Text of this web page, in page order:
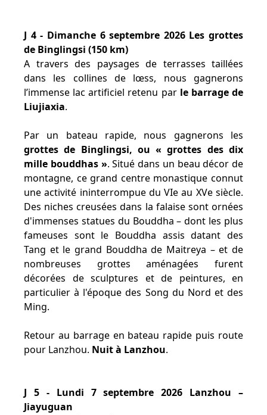
J 4 - Dimanche 6 septembre 2026 Les grottes
de Binglingsi (150 km)
A travers des paysages de terrasses taillées
dans les collines de lœss, nous gagnerons
l’immense lac artificiel retenu par le barrage de
Liujiaxia.
Par un bateau rapide, nous gagnerons les
grottes de Binglingsi, ou « grottes des dix
mille bouddhas ». Situé dans un beau décor de
montagne, ce grand centre monastique connut
une activité ininterrompue du VIe au XVe siècle.
Des niches creusées dans la falaise sont ornées
d'immenses statues du Bouddha – dont les plus
fameuses sont le Bouddha assis datant des
Tang et le grand Bouddha de Maitreya – et de
nombreuses grottes aménagées furent
décorées de sculptures et de peintures, en
particulier à l'époque des Song du Nord et des
Ming.
Retour au barrage en bateau rapide puis route
pour Lanzhou. Nuit à Lanzhou.
J 5 - Lundi 7 septembre 2026 Lanzhou –
Jiayuguan